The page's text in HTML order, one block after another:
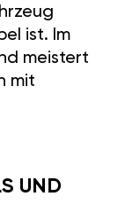
ist. Im
meistert
mit
UND